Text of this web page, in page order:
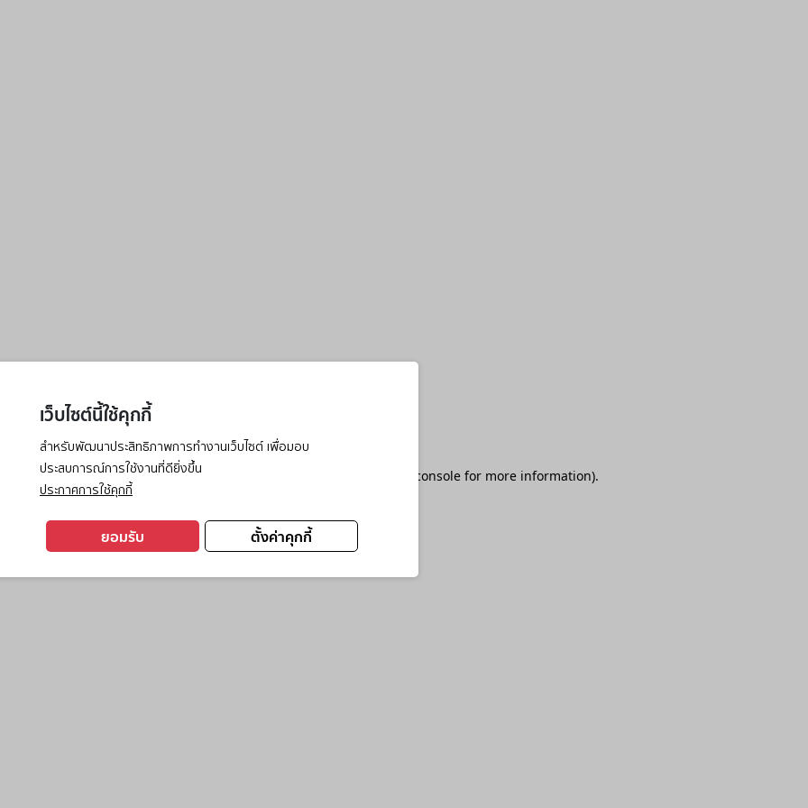
เว็บไซต์นี้ใช้คุกกี้
สำหรับพัฒนาประสิทธิภาพการทำงานเว็บไซต์ เพื่อมอบ
ประสบการณ์การใช้งานที่ดียิ่งขึ้น
ประกาศการใช้คุกกี้
ตั้งค่าคุกกี้
ยอมรับ
has occurred while loading browser console for more information).